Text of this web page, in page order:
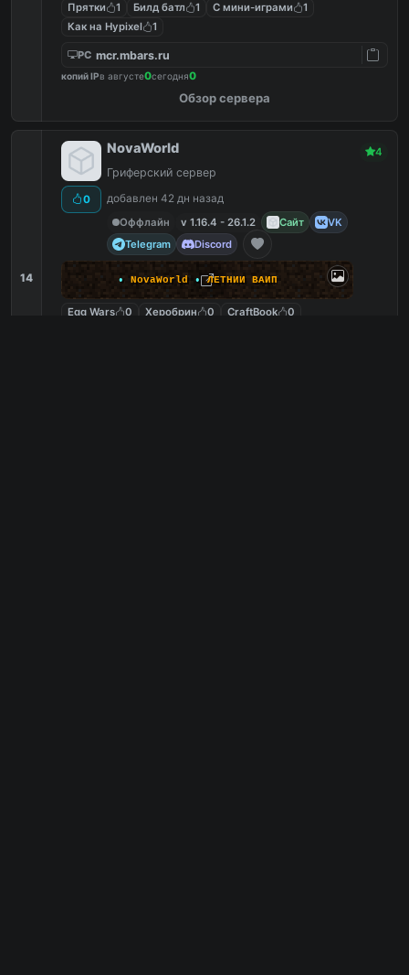
Прятки 1 Билд батл 1 С мини-играми
1
Как на Hypixel
1
PC mcr.mbars.ru
копий IPв августе0сегодня0
Обзор сервера
14
0
NovaWorld 4
Гриферский сервер
добавлен 42 дн назад
Оффлайн
v 1.16.4 - 26.1.2 Сайт
VK
Telegram
Discord
• NovaWorld •ЛЕТНИЙ ВАЙП
Egg Wars 0 Херобрин 0 CraftBook
0